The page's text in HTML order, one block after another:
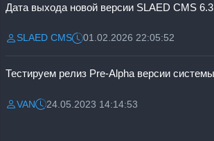
Дата выхода новой версии SLAED CMS 6.3
Разместил:
SLAED CMSДата:01.02.2026 22:05:52
Разместил:
VANДата:24.05.2023 14:14:53